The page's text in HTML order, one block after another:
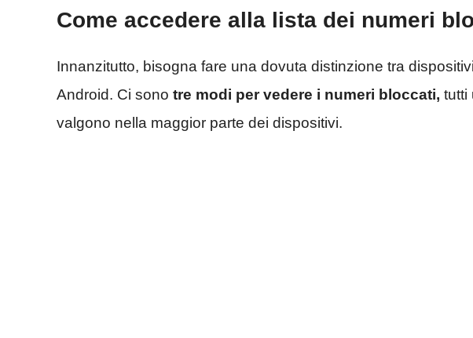
Come accedere alla lista dei numeri
Innanzitutto, bisogna fare una dovuta distinzione tra
Android. Ci sono tre modi per vedere i numeri bloccati, tutti
valgono nella maggior parte dei dispositivi.